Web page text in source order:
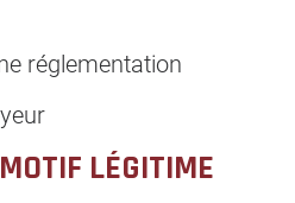
réglementation
LÉGITIME